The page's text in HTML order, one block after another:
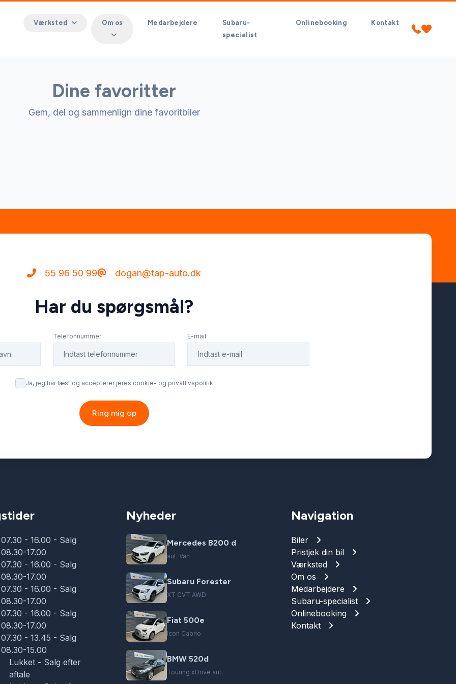
Værksted Om os Medarbejdere
Subaru-
specialist
Onlinebooking Kontakt
Dine favoritter
Gem, del og sammenlign dine favoritbiler
55 96 50 99 dogan@tap-auto.dk
Har du spørgsmål?
Telefonnummer E-mail
Ja, jeg har læst og accepterer jeres cookie- og privatlivspolitik
Ring mig op
07.30 - 16.00 - Salg
08.30-17.00
07.30 - 16.00 - Salg
08.30-17.00
07.30 - 16.00 - Salg
08.30-17.00
07.30 - 16.00 - Salg
08.30-17.00
07.30 - 13.45 - Salg
08.30-15.00
Lukket - Salg efter
aftale
Nyheder
Mercedes B200 d
aut. Van
Subaru Forester
XT CVT AWD
Fiat 500e
Icon Cabrio
BMW 520d
Touring xDrive aut.
Navigation
Biler
Pristjek din bil
Værksted
Om os
Medarbejdere
Subaru-specialist
Onlinebooking
Kontakt